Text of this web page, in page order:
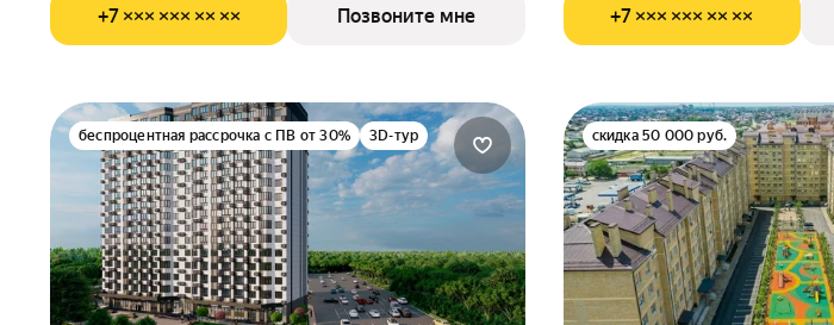
+7 ××× ××× ×× ×× Позвоните мне +7 ××× ××× ×× ××
беспроцентная рассрочка с ПВ от 30% 3D-тур скидка 50 000 руб.